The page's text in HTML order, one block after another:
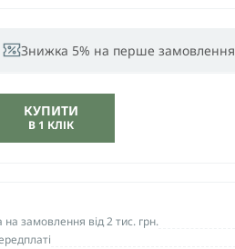
Знижка 5% на перше замовлення
КУПИТИ
В 1 КЛІК
замовлення від 2 тис. грн.